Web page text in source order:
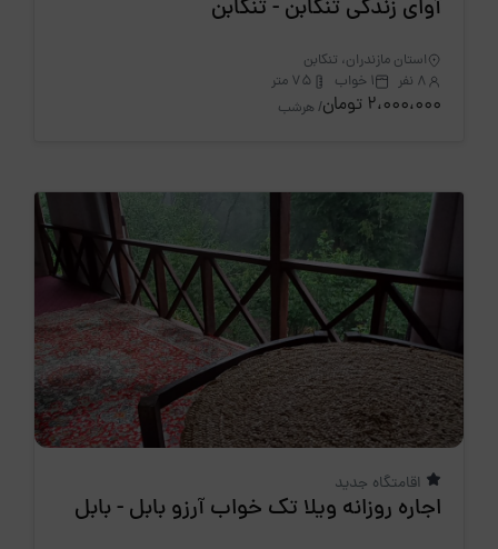
آوای زندگی تنکابن - تنکابن
استان مازندران، تنکابن
8 نفر
1 خواب 75 متر
2،000،000 تومان / هرشب
اقامتگاه جدید
اجاره روزانه ویلا تک خواب آرزو بابل - بابل